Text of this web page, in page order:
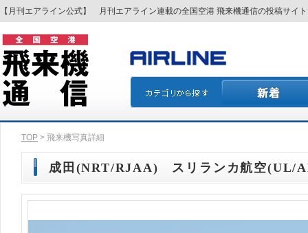
【月刊エアライン公式】 月刊エアライン連載の全国空港 飛来機通信の投稿サイ
TOP > 飛来機写真詳細
成田(NRT/RJAA) スリランカ航空(UL/